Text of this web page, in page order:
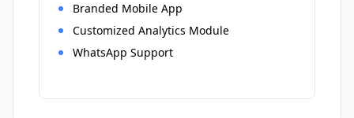
Branded Mobile App
Customized Analytics Module
WhatsApp Support